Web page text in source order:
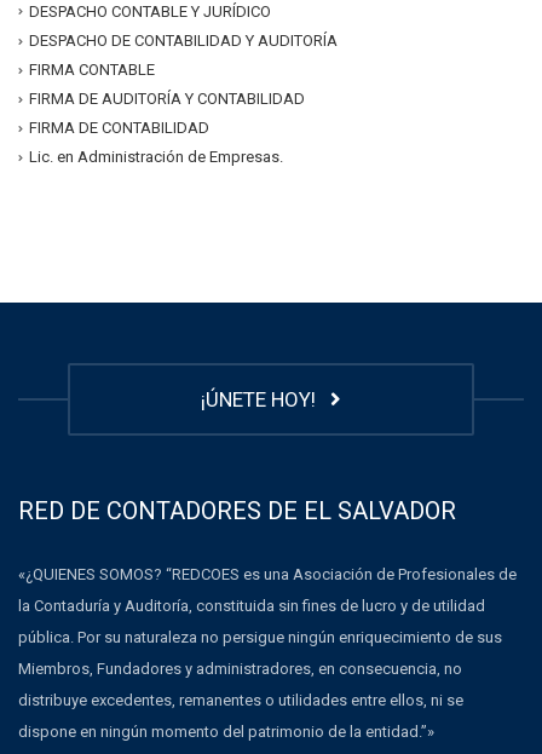
DESPACHO CONTABLE Y JURÍDICO
DESPACHO DE CONTABILIDAD Y AUDITORÍA
FIRMA CONTABLE
FIRMA DE AUDITORÍA Y CONTABILIDAD
FIRMA DE CONTABILIDAD
Lic. en Administración de Empresas.
¡ÚNETE HOY!
RED DE CONTADORES DE EL SALVADOR
«¿QUIENES SOMOS? “REDCOES es una Asociación de Profesionales de
la Contaduría y Auditoría, constituida sin fines de lucro y de utilidad
pública. Por su naturaleza no persigue ningún enriquecimiento de sus
Miembros, Fundadores y administradores, en consecuencia, no
distribuye excedentes, remanentes o utilidades entre ellos, ni se
dispone en ningún momento del patrimonio de la entidad.”»